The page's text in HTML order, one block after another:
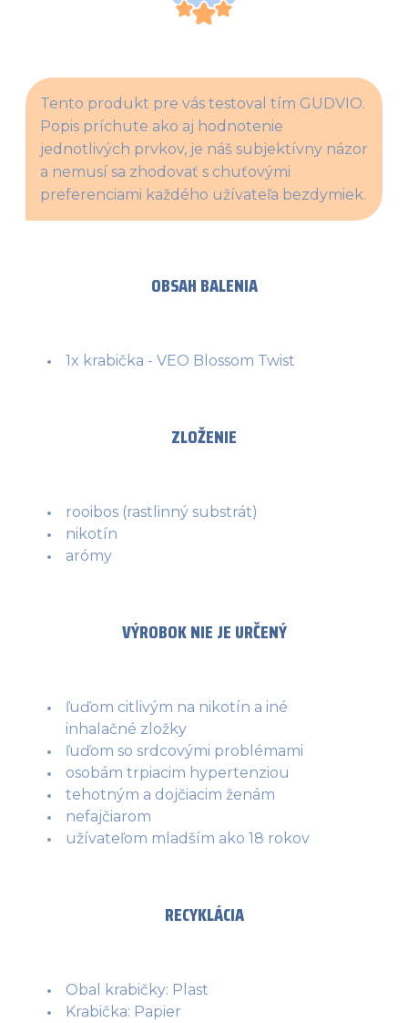
Tento produkt pre vás testoval tím GUDVIO.
Popis príchute ako aj hodnotenie
jednotlivých prvkov, je náš subjektívny názor
a nemusí sa zhodovať s chuťovými
preferenciami každého užívateľa bezdymiek.
OBSAH BALENIA
1x krabička - VEO Blossom Twist
ZLOŽENIE
rooibos (rastlinný substrát)
nikotín
arómy
VÝROBOK NIE JE URČENÝ
ľuďom citlivým na nikotín a iné
inhalačné zložky
ľuďom so srdcovými problémami
osobám trpiacim hypertenziou
tehotným a dojčiacim ženám
nefajčiarom
užívateľom mladším ako 18 rokov
RECYKLÁCIA
Obal krabičky: Plast
Krabička: Papier